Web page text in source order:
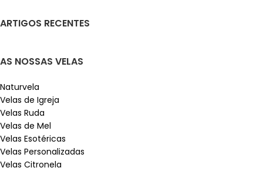
ARTIGOS RECENTES
AS NOSSAS VELAS
Naturvela
Velas de Igreja
Velas Ruda
Velas de Mel
Velas Esotéricas
Velas Personalizadas
Velas Citronela